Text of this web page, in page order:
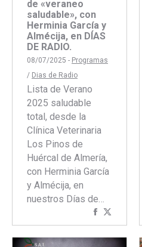
de «veraneo
saludable», con
Herminia García y
Almécija, en DÍAS
DE RADIO.
08/07/2025 - Programas
/ Dias de Radio
Lista de Verano
2025 saludable
total, desde la
Clínica Veterinaria
Los Pinos de
Huércal de Almería,
con Herminia García
y Almécija, en
nuestros Días de…
Compartir
con
Facebook
con
Twitter